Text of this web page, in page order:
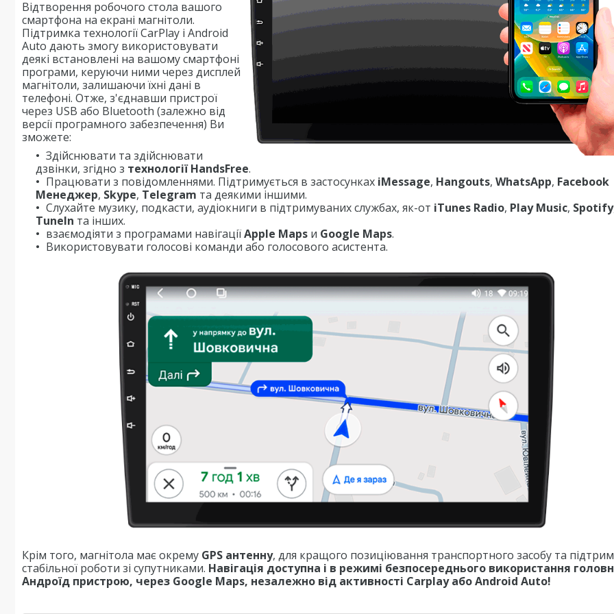
Відтворення робочого стола вашого
смартфона на екрані магнітоли.
Підтримка технології CarPlay і Android
Auto дають змогу використовувати
деякі встановлені на вашому смартфоні
програми, керуючи ними через дисплей
магнітоли, залишаючи їхні дані в
телефоні. Отже, з'єднавши пристрої
через USB або Bluetooth (залежно від
версії програмного забезпечення) Ви
зможете:
Здійснювати та здійснювати
дзвінки, згідно з технології HandsFree.
Працювати з повідомленнями. Підтримується в застосунках iMessage, Hangouts, WhatsApp, Facebook
Менеджер, Skype, Telegram та деякими іншими.
Слухайте музику, подкасти, аудіокниги в підтримуваних службах, як-от iTunes Radio, Play Music, Spotify
TuneIn та інших.
взаємодіяти з програмами навігаціїApple Maps и Google Maps.
Використовувати голосові команди або голосового асистента.
Крім того, магнітола має окрему GPS антенну, для кращого позиціювання транспортного засобу та
стабільної роботи зі супутниками. Навігація доступна і в режимі безпосереднього використання
Андроїд пристрою, через Google Maps, незалежно від активності Carplay або Android Auto!